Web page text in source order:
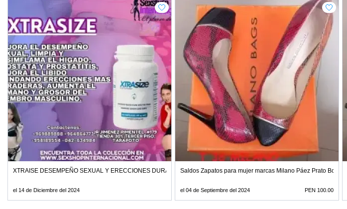
XTRAISE DESEMPEÑO SEXUAL Y ERECCIONES DURADERAS
el 14 de Diciembre del 2024
Saldos Zapatos para mujer marcas Milano Páez Prato Botero
el 04 de Septiembre del 2024 PEN 100.00